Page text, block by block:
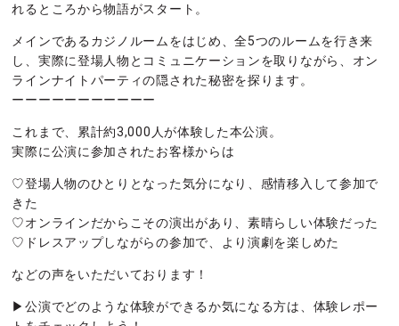
れるところから物語がスタート。
メインであるカジノルームをはじめ、全5つのルームを行き来
し、実際に登場人物とコミュニケーションを取りながら、オン
ラインナイトパーティの隠された秘密を探ります。
ーーーーーーーーーーー
これまで、累計約3,000人が体験した本公演。
実際に公演に参加されたお客様からは
♡登場人物のひとりとなった気分になり、感情移入して参加で
きた
♡オンラインだからこその演出があり、素晴らしい体験だった
♡ドレスアップしながらの参加で、より演劇を楽しめた
などの声をいただいております！
▶公演でどのような体験ができるか気になる方は、体験レポー